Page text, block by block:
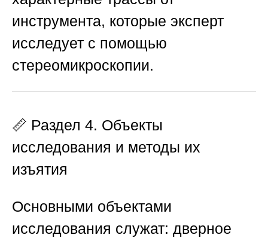
инструмента, которые эксперт
исследует с помощью
стереомикроскопии.
📏 Раздел 4. Объекты
исследования и методы их
изъятия
Основными объектами
исследования служат: дверное